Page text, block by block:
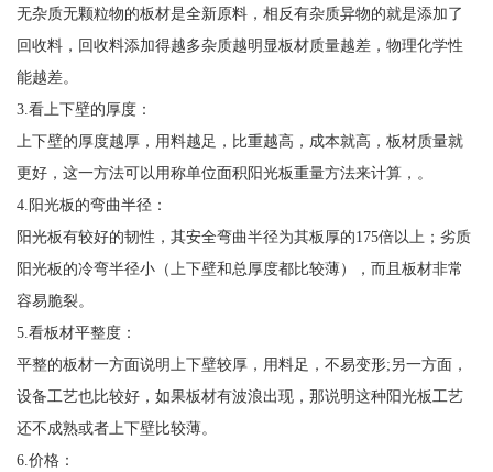
无杂质无颗粒物的板材是全新原料，相反有杂质异物的就是添加了
回收料，回收料添加得越多杂质越明显板材质量越差，物理化学性
能越差。
3.看上下壁的厚度：
上下壁的厚度越厚，用料越足，比重越高，成本就高，板材质量就
更好，这一方法可以用称单位面积阳光板重量方法来计算，。
4.阳光板的弯曲半径：
阳光板有较好的韧性，其安全弯曲半径为其板厚的175倍以上；劣质
阳光板的冷弯半径小（上下壁和总厚度都比较薄），而且板材非常
容易脆裂。
5.看板材平整度：
平整的板材一方面说明上下壁较厚，用料足，不易变形;另一方面，
设备工艺也比较好，如果板材有波浪出现，那说明这种阳光板工艺
还不成熟或者上下壁比较薄。
6.价格：